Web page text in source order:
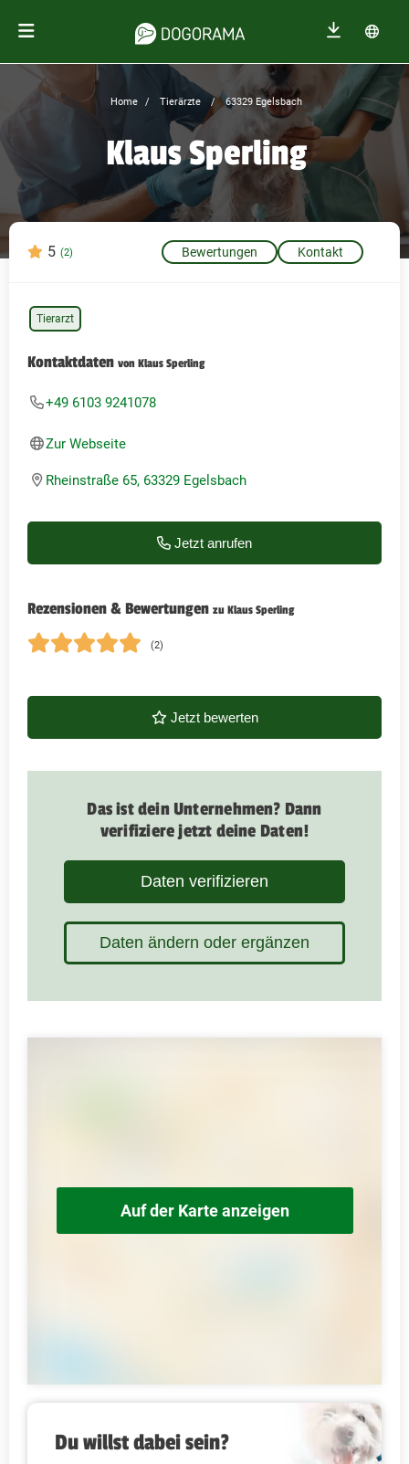
Home Tierärzte 63329 Egelsbach
Klaus Sperling
5 (2) Bewertungen Kontakt
Tierarzt
Kontaktdaten von Klaus Sperling
+49 6103 9241078
Zur Webseite
Rheinstraße 65, 63329 Egelsbach
Jetzt anrufen
Rezensionen & Bewertungen zu Klaus Sperling
(2)
Jetzt bewerten
Das ist dein Unternehmen? Dann
verifiziere jetzt deine Daten!
Daten verifizieren
Daten ändern oder ergänzen
Auf der Karte anzeigen
Du willst dabei sein?